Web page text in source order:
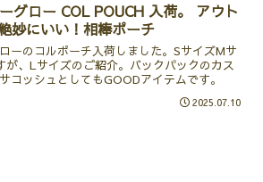
グロー COL POUCH 入荷。 アウト
妙にいい！相棒ポーチ
ーのコルポーチ入荷しました。SサイズMサ
が、Lサイズのご紹介。バックパックのカス
コッシュとしてもGOODアイテムです。
2025.07.10